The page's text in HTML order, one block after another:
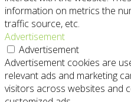
information on metrics the
traffic source, etc.
Advertisement
Advertisement
Advertisement cookies are
relevant ads and marketing
visitors across websites and